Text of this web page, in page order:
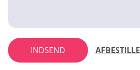
INDSEND AFBESTILLE